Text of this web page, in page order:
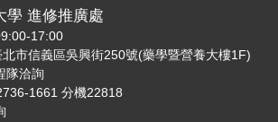
學 進修推廣處
17:00
市信義區吳興街250號(藥學暨營養大樓1F)
隊洽詢
1661 分機22818